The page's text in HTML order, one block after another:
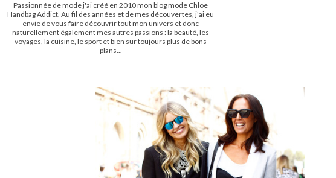
Passionnée de mode j'ai créé en 2010 mon blog mode Chloe
Handbag Addict. Au fil des années et de mes découvertes, j'ai eu
envie de vous faire découvrir tout mon univers et donc
naturellement également mes autres passions : la beauté, les
voyages, la cuisine, le sport et bien sur toujours plus de bons
plans...